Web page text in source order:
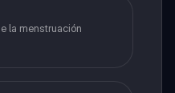
la menstruación